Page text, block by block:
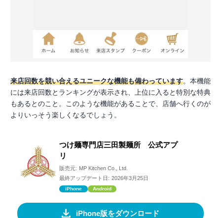
来店回数を競い合えるユニークな機能も備わっています。本機能
には来店回数とランキングが表示され、上位に入ると特別な特典
もあるとのこと。このような機能があることで、店舗へ行くのが
よりいっそう楽しくなるでしょう。
つけ麺専門店三田製麺所 公式アプ
リ
販売元: MP Kitchen Co., Ltd.
最終アップデート日: 2026年3月25日
iPhone Android
iPhone版をダウンロード